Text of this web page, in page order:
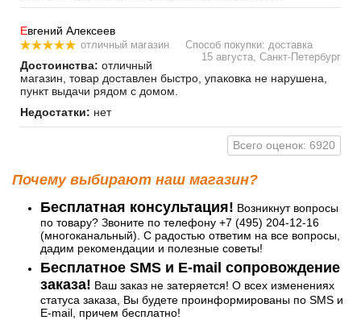
Евгений Алексеев
отличный магазин
Способ покупки: доставка
15 августа, Санкт-Петербург
Достоинства: отличный
магазин, товар доставлен быстро, упаковка не нарушена,
пункт выдачи рядом с домом.
Недостатки: нет
Всего оценок: 6920
Почему выбирают наш магазин?
Бесплатная консультация! Возникнут вопросы
по товару? Звоните по телефону +7 (495) 204-12-16
(многоканальный). С радостью ответим на все вопросы,
дадим рекомендации и полезные советы!
Бесплатное SMS и E-mail сопровождение
заказа! Ваш заказ не затеряется! О всех изменениях
статуса заказа, Вы будете проинформированы по SMS и
E-mail, причем бесплатно!